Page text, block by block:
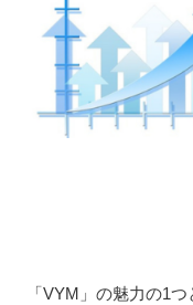
「VYM」の魅力の1